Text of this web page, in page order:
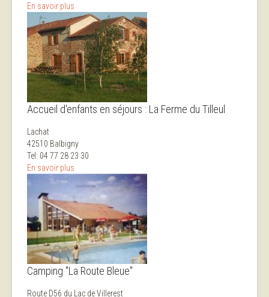
En savoir plus
Accueil d'enfants en séjours : La Ferme du Tilleul
Lachat
42510 Balbigny
Tel: 04 77 28 23 30
En savoir plus
Camping "La Route Bleue"
Route D56 du Lac de Villerest